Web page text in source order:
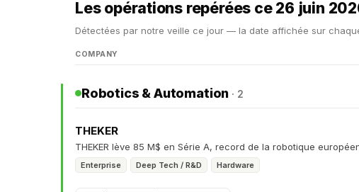
Les opérations repérées ce 26 juin
Détectées par notre veille ce jour — la date affichée sur
COMPANY
Robotics & Automation · 2
THEKER
THEKER lève 85 M$ en Série A, record de la robotique
Enterprise Deep Tech / R&D Hardware